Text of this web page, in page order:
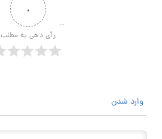
۰
رأی دهی به مطلب
وارد شدن